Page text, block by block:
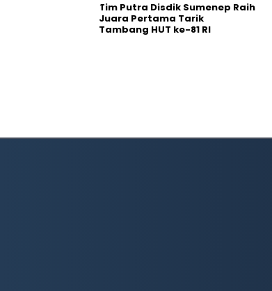
Tim Putra Disdik Sumenep Raih
Juara Pertama Tarik
Tambang HUT ke-81 RI